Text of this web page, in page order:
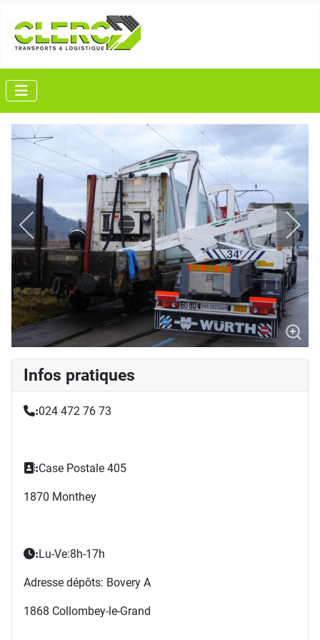
Infos pratiques
:024 472 76 73
:Case Postale 405
1870 Monthey
:Lu-Ve:8h-17h
Adresse dépôts: Bovery A
1868 Collombey-le-Grand